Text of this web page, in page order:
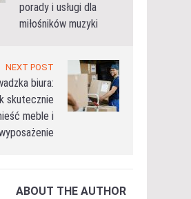
porady i usługi dla
miłośników muzyki
NEXT POST
biura:
skutecznie
meble i
ABOUT THE AUTHOR